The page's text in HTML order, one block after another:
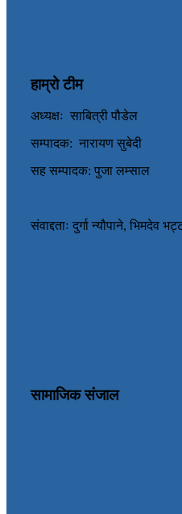
हाम्रो टीम
अध्यक्षः साबित्री पौडेल
सम्पादक: नारायण सुबेदी
सह सम्पादक: पुजा लम्साल
संवाद्दताः दुर्गा न्यौपाने, भिमदेव
सामाजिक संजाल